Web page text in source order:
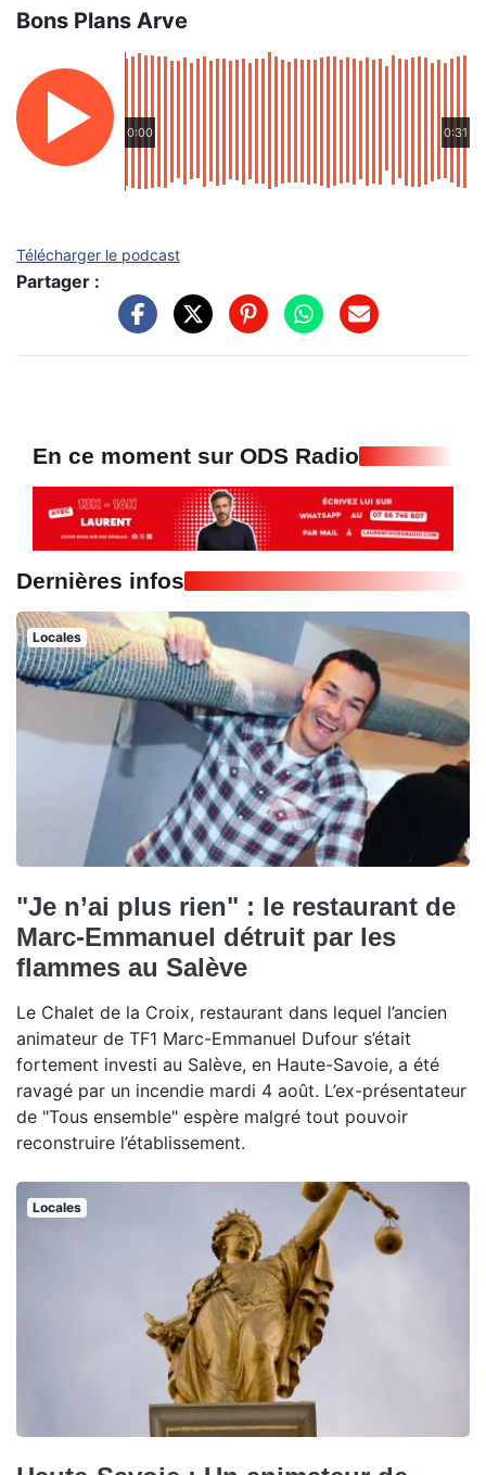
Bons Plans Arve
0:00 0:31
Télécharger le podcast
Partager :
En ce moment sur ODS Radio
Dernières infos
Locales
"Je n’ai plus rien" : le restaurant de
Marc-Emmanuel détruit par les
flammes au Salève
Le Chalet de la Croix, restaurant dans lequel l’ancien
animateur de TF1 Marc-Emmanuel Dufour s’était
fortement investi au Salève, en Haute-Savoie, a été
ravagé par un incendie mardi 4 août. L’ex-présentateur
de "Tous ensemble" espère malgré tout pouvoir
reconstruire l’établissement.
Locales